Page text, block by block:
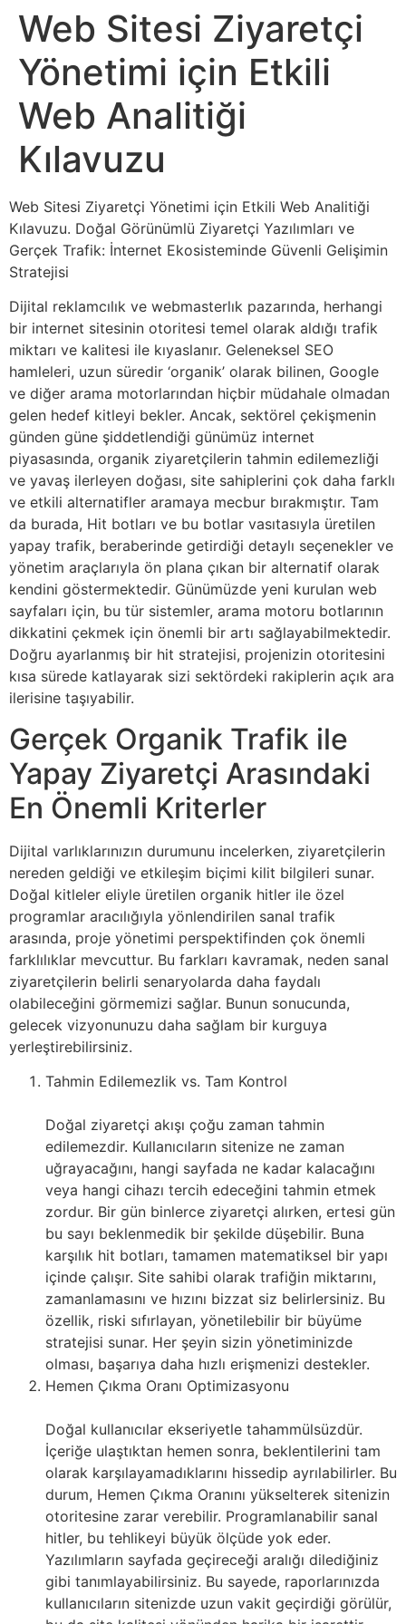
Web Sitesi Ziyaretçi
Yönetimi için Etkili
Web Analitiği
Kılavuzu
Web Sitesi Ziyaretçi Yönetimi için Etkili Web Analitiği
Kılavuzu. Doğal Görünümlü Ziyaretçi Yazılımları ve
Gerçek Trafik: İnternet Ekosisteminde Güvenli Gelişimin
Stratejisi
Dijital reklamcılık ve webmasterlık pazarında, herhangi
bir internet sitesinin otoritesi temel olarak aldığı trafik
miktarı ve kalitesi ile kıyaslanır. Geleneksel SEO
hamleleri, uzun süredir ‘organik’ olarak bilinen, Google
ve diğer arama motorlarından hiçbir müdahale olmadan
gelen hedef kitleyi bekler. Ancak, sektörel çekişmenin
günden güne şiddetlendiği günümüz internet
piyasasında, organik ziyaretçilerin tahmin edilemezliği
ve yavaş ilerleyen doğası, site sahiplerini çok daha farklı
ve etkili alternatifler aramaya mecbur bırakmıştır. Tam
da burada, Hit botları ve bu botlar vasıtasıyla üretilen
yapay trafik, beraberinde getirdiği detaylı seçenekler ve
yönetim araçlarıyla ön plana çıkan bir alternatif olarak
kendini göstermektedir. Günümüzde yeni kurulan web
sayfaları için, bu tür sistemler, arama motoru botlarının
dikkatini çekmek için önemli bir artı sağlayabilmektedir.
Doğru ayarlanmış bir hit stratejisi, projenizin otoritesini
kısa sürede katlayarak sizi sektördeki rakiplerin açık ara
ilerisine taşıyabilir.
Gerçek Organik Trafik ile
Yapay Ziyaretçi Arasındaki
En Önemli Kriterler
Dijital varlıklarınızın durumunu incelerken, ziyaretçilerin
nereden geldiği ve etkileşim biçimi kilit bilgileri sunar.
Doğal kitleler eliyle üretilen organik hitler ile özel
programlar aracılığıyla yönlendirilen sanal trafik
arasında, proje yönetimi perspektifinden çok önemli
farklılıklar mevcuttur. Bu farkları kavramak, neden sanal
ziyaretçilerin belirli senaryolarda daha faydalı
olabileceğini görmemizi sağlar. Bunun sonucunda,
gelecek vizyonunuzu daha sağlam bir kurguya
yerleştirebilirsiniz.
Tahmin Edilemezlik vs. Tam Kontrol
Doğal ziyaretçi akışı çoğu zaman tahmin
edilemezdir. Kullanıcıların sitenize ne zaman
uğrayacağını, hangi sayfada ne kadar kalacağını
veya hangi cihazı tercih edeceğini tahmin etmek
zordur. Bir gün binlerce ziyaretçi alırken, ertesi gün
bu sayı beklenmedik bir şekilde düşebilir. Buna
karşılık hit botları, tamamen matematiksel bir yapı
içinde çalışır. Site sahibi olarak trafiğin miktarını,
zamanlamasını ve hızını bizzat siz belirlersiniz. Bu
özellik, riski sıfırlayan, yönetilebilir bir büyüme
stratejisi sunar. Her şeyin sizin yönetiminizde
olması, başarıya daha hızlı erişmenizi destekler.
Hemen Çıkma Oranı Optimizasyonu
Doğal kullanıcılar ekseriyetle tahammülsüzdür.
İçeriğe ulaştıktan hemen sonra, beklentilerini tam
olarak karşılayamadıklarını hissedip ayrılabilirler. Bu
durum, Hemen Çıkma Oranını yükselterek sitenizin
otoritesine zarar verebilir. Programlanabilir sanal
hitler, bu tehlikeyi büyük ölçüde yok eder.
Yazılımların sayfada geçireceği aralığı dilediğiniz
gibi tanımlayabilirsiniz. Bu sayede, raporlarınızda
kullanıcıların sitenizde uzun vakit geçirdiği görülür,